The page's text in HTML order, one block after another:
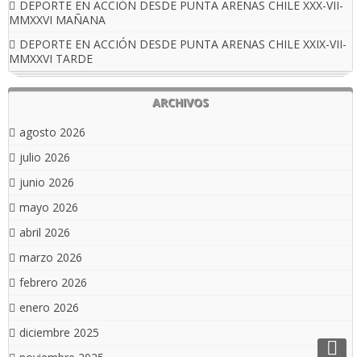
DEPORTE EN ACCIÓN DESDE PUNTA ARENAS CHILE XXX-VII-
MMXXVI MAÑANA
DEPORTE EN ACCIÓN DESDE PUNTA ARENAS CHILE XXIX-VII-
MMXXVI TARDE
ARCHIVOS
agosto 2026
julio 2026
junio 2026
mayo 2026
abril 2026
marzo 2026
febrero 2026
enero 2026
diciembre 2025